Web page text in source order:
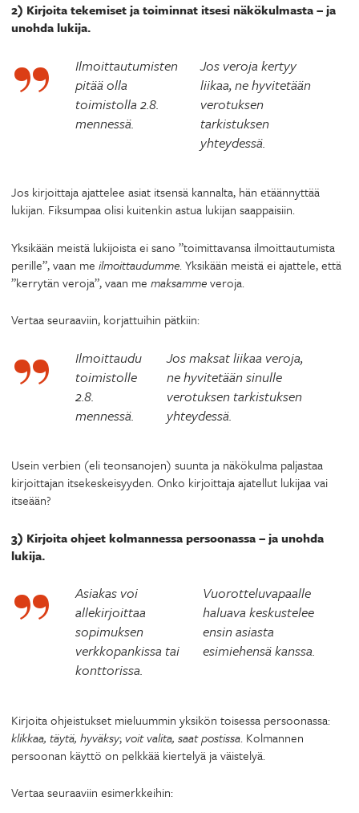
2) Kirjoita tekemiset ja toiminnat itsesi näkökulmasta – ja
unohda lukija.
Ilmoittautumisten
pitää olla
toimistolla 2.8.
mennessä.
Jos veroja kertyy
liikaa, ne hyvitetään
verotuksen
tarkistuksen
yhteydessä.
Jos kirjoittaja ajattelee asiat itsensä kannalta, hän etäännyttää
lukijan. Fiksumpaa olisi kuitenkin astua lukijan saappaisiin.
Yksikään meistä lukijoista ei sano ”toimittavansa ilmoittautumista
perille”, vaan me ilmoittaudumme. Yksikään meistä ei ajattele, että
”kerrytän veroja”, vaan me maksammeveroja.
Vertaa seuraaviin, korjattuihin pätkiin:
Ilmoittaudu
toimistolle
2.8.
mennessä.
Jos maksat liikaa veroja,
ne hyvitetään sinulle
verotuksen tarkistuksen
yhteydessä.
Usein verbien (eli teonsanojen) suunta ja näkökulma paljastaa
kirjoittajan itsekeskeisyyden. Onko kirjoittaja ajatellut lukijaa vai
itseään?
3) Kirjoita ohjeet kolmannessa persoonassa – ja unohda
lukija.
Asiakas voi
allekirjoittaa
sopimuksen
verkkopankissa tai
konttorissa.
Vuorotteluvapaalle
haluava keskustelee
ensin asiasta
esimiehensä kanssa.
Kirjoita ohjeistukset mieluummin yksikön toisessa persoonassa:
klikkaa, täytä, hyväksy;voit valita, saat postissa. Kolmannen
persoonan käyttö on pelkkää kiertelyä ja väistelyä.
Vertaa seuraaviin esimerkkeihin: